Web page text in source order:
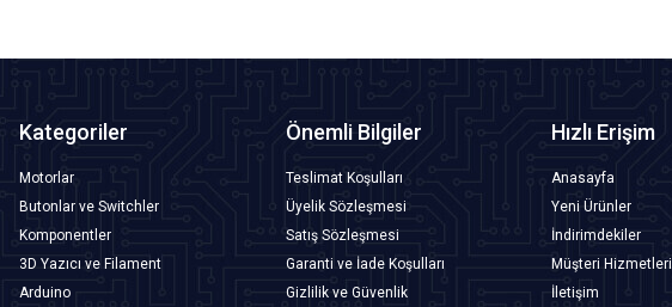
Kategoriler
Motorlar
Butonlar ve Switchler
Komponentler
3D Yazıcı ve Filament
Arduino
Önemli Bilgiler
Teslimat Koşulları
Üyelik Sözleşmesi
Satış Sözleşmesi
Garanti ve İade Koşulları
Gizlilik ve Güvenlik
Hızlı Erişim
Anasayfa
Yeni Ürünler
İndirimdekiler
Müşteri Hizmetleri
İletişim